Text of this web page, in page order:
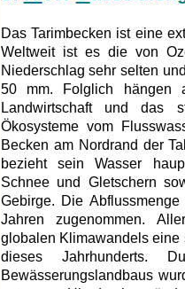
Das Tarimbecken ist eine
Weltweit ist es die von
Niederschlag sehr selten
50 mm. Folglich hängen
Landwirtschaft und das
Ökosysteme vom
Becken am Nordrand der
bezieht sein Wasser
Schnee und Gletschern
Gebirge. Die
Jahren zugenommen.
globalen Klimawandels eine
dieses Jahrhunderts.
Bewässerungslandbaus